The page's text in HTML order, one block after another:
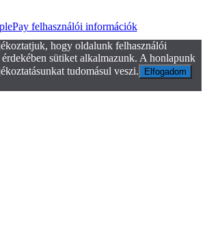
hogy oldalunk felhasználói
sütiket alkalmazunk. A honlapunk
tudomásul veszi.
Elfogadom